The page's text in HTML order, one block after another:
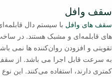
سقف وافل
سقف های وافل با سیستم دال
های قابلمه‌ای و مشبک هستند. در
تقویتی و افزودن روان‌کننده ها نمی
به سرعت قابل اجرا می باشد. از
کمتری دارند، استفاده می‌کنند. این